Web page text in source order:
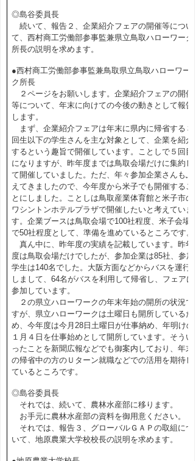
◎島谷委員長
続いて、報告２、企業紹介フェアの開催等につい
て、西村商工労働部参事監兼県立鳥取ハローワーク
所長の説明を求めます。
●西村商工労働部参事監兼鳥取県立鳥取ハローワー
ク所長
２ページをお願いします。企業紹介フェアの開催
等について、年末に向けての今後の動きとして報告
します。
まず、企業紹介フェアは年末に県内に帰省する３
回生以下の学生さんを主な対象として、企業を紹介
するという趣旨で開催しています。ことしで５回目
になりますが、昨年度までは鳥取会場だけに集約し
て開催していました。ただ、年々参加企業さんもふ
えてきましたので、今年度から米子でも開催するこ
とにしました。ことしは鳥取産業体育館と米子市の
ワシントンホテルプラザで開催したいと考えていま
す。企業ブースは鳥取会場で100社程度、米子会場
で50社程度として、準備を進めているところです。
真ん中に、昨年度の実績を記載しています。昨年
度は鳥取会場だけでしたが、参加企業は85社、参加
学生は140名でした。大阪方面などからバスを運行
しまして、64名がバスを利用して帰省し、フェアに
参加しています。
２の県立ハローワークの年末年始の開所の状況で
すが、県立ハローワークは土曜日も開所しているた
め、今年度は今月28日土曜日が仕事納め、年明けの
１月４日を仕事始めとして開所しています。そうい
ったことを新聞広報などでも御案内しており、年末
の帰省中の方のＵターン就職などでの活用を期待し
ているところです。
◎島谷委員長
それでは、続いて、農林水産部に移ります。
お手元に農林水産部の資料を御用意ください。
それでは、報告３、グローバルＧＡＰの取組につ
いて、地原農業大学校校長の説明を求めます。